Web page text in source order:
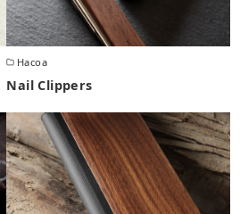
Hacoa
Nail Clippers